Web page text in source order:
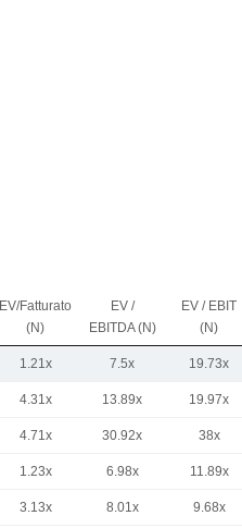
EV/Fatturato
(N)
EV /
EBITDA (N)
EV / EBIT
(N)
1.21x 7.5x 19.73x
4.31x 13.89x 19.97x
4.71x 30.92x 38x
1.23x 6.98x 11.89x
3.13x 8.01x 9.68x